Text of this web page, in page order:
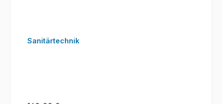
Sanitärtechnik